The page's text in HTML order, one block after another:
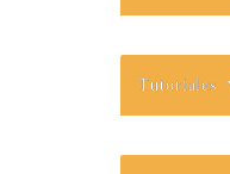
Tutoriales